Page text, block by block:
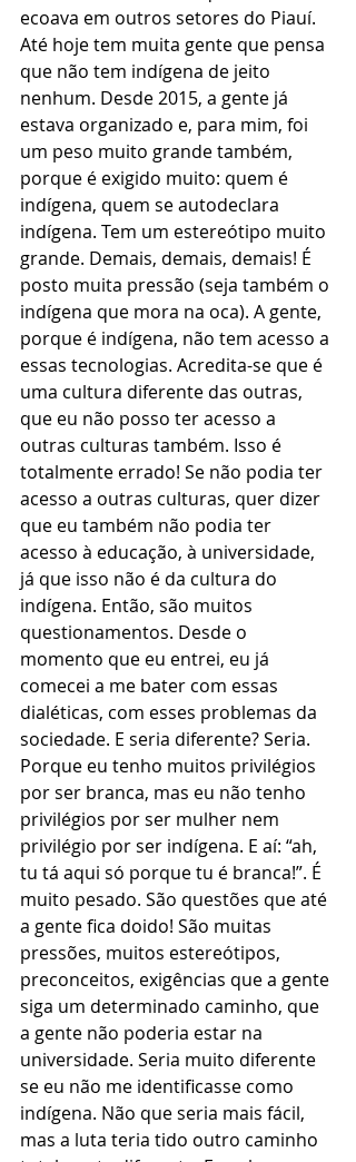
ecoava em outros setores do Piauí.
Até hoje tem muita gente que pensa
que não tem indígena de jeito
nenhum. Desde 2015, a gente já
estava organizado e, para mim, foi
um peso muito grande também,
porque é exigido muito: quem é
indígena, quem se autodeclara
indígena. Tem um estereótipo muito
grande. Demais, demais, demais! É
posto muita pressão (seja também o
indígena que mora na oca). A gente,
porque é indígena, não tem acesso a
essas tecnologias. Acredita-se que é
uma cultura diferente das outras,
que eu não posso ter acesso a
outras culturas também. Isso é
totalmente errado! Se não podia ter
acesso a outras culturas, quer dizer
que eu também não podia ter
acesso à educação, à universidade,
já que isso não é da cultura do
indígena. Então, são muitos
questionamentos. Desde o
momento que eu entrei, eu já
comecei a me bater com essas
dialéticas, com esses problemas da
sociedade. E seria diferente? Seria.
Porque eu tenho muitos privilégios
por ser branca, mas eu não tenho
privilégios por ser mulher nem
privilégio por ser indígena. E aí: “ah,
tu tá aqui só porque tu é branca!”. É
muito pesado. São questões que até
a gente fica doido! São muitas
pressões, muitos estereótipos,
preconceitos, exigências que a gente
siga um determinado caminho, que
a gente não poderia estar na
universidade. Seria muito diferente
se eu não me identificasse como
indígena. Não que seria mais fácil,
mas a luta teria tido outro caminho